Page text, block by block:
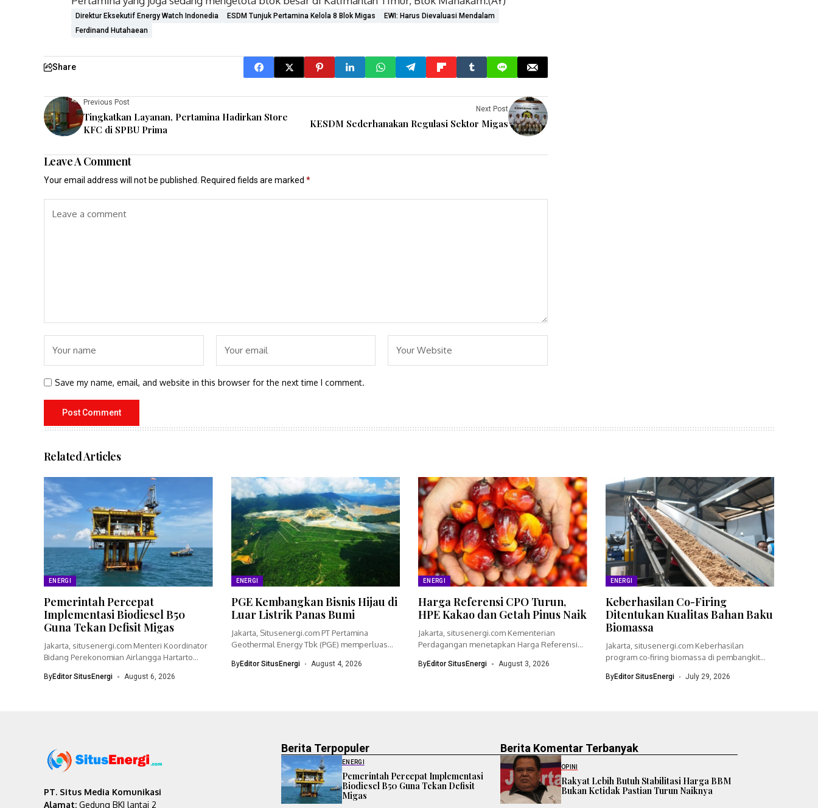
Direktur Eksekutif Energy Watch Indonedia ESDM Tunjuk Pertamina Kelola 8 Blok Migas
EWI: Harus Dievaluasi Mendalam
Ferdinand Hutahaean
Share
Previous Post
Tingkatkan Layanan, Pertamina Hadirkan Store
KFC di SPBU Prima
Next Post
KESDM Sederhanakan Regulasi Sektor Migas
Leave A Comment
Your email address will not be published. Required fields are marked *
Save my name, email, and website in this browser for the next time I comment.
Related Articles
ENERGI
Pemerintah Percepat
Implementasi Biodiesel B50
Guna Tekan Defisit Migas
Jakarta, situsenergi.com Menteri Koordinator
Bidang Perekonomian Airlangga Hartarto
mempercepat...
ByEditor SitusEnergi August 6, 2026
ENERGI
PGE Kembangkan Bisnis Hijau di
Luar Listrik Panas Bumi
Jakarta, Situsenergi.com PT Pertamina
Geothermal Energy Tbk (PGE) memperluas
ByEditor SitusEnergi August 4, 2026
ENERGI
Harga Referensi CPO Turun,
HPE Kakao dan Getah Pinus Naik
Jakarta, situsenergi.com Kementerian
Perdagangan menetapkan Harga Referensi
ByEditor SitusEnergi August 3, 2026
ENERGI
Keberhasilan Co-Firing
Ditentukan Kualitas Bahan Baku
Biomassa
Jakarta, situsenergi.com Keberhasilan
program co-firing biomassa di pembangkit
ByEditor SitusEnergi July 29, 2026
PT. Situs Media Komunikasi
Alamat: Gedung BKI lantai 2
Berita Terpopuler
ENERGI
Pemerintah Percepat Implementasi
Biodiesel B50 Guna Tekan Defisit
Migas
Berita Komentar Terbanyak
OPINI
Rakyat Lebih Butuh Stabilitasi Harga BBM
Bukan Ketidak Pastian Turun Naiknya